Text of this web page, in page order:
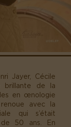
Jayer, Cécile
brillante de la
en œnologie
avec la
qui s’était
de 50 ans. En